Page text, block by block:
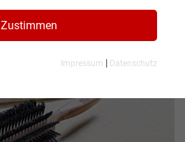
Zustimmen
Impressum | Datenschutz